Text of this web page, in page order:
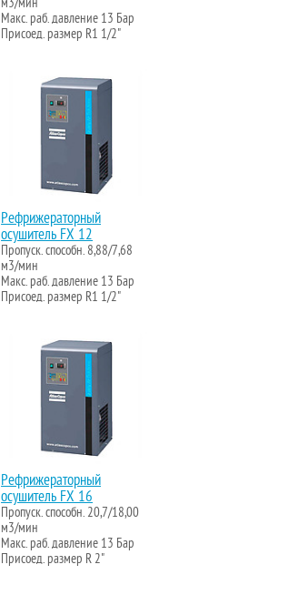
Макс. раб. давление 13 Бар
Присоед. размер R1 1/2"
Рефрижераторный
осушитель FX 12
Пропуск. способн. 8,88/7,68
м3/мин
Макс. раб. давление 13 Бар
Присоед. размер R1 1/2"
Рефрижераторный
осушитель FX 16
Пропуск. способн. 20,7/18,00
м3/мин
Макс. раб. давление 13 Бар
Присоед. размер R 2"